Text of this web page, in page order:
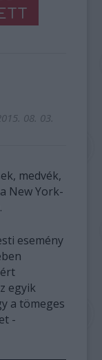
08. 03.
medvék,
New York-
esemény
egyik
a tömeges
-